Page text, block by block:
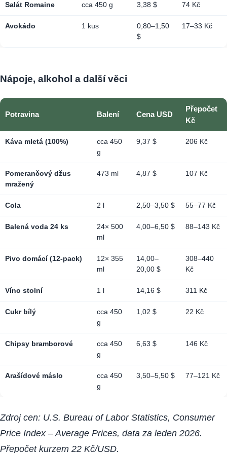
Salát Romaine cca 450 g 3,38 $ 74 Kč
Avokádo 1 kus
0,80–1,50
$
17–33 Kč
Nápoje, alkohol a další věci
Potravina Balení Cena USD
Přepočet
Kč
Káva mletá (100%)
cca 450
g
9,37 $ 206 Kč
Pomerančový džus
mražený
473 ml 4,87 $ 107 Kč
Cola 2 l 2,50–3,50 $ 55–77 Kč
Balená voda 24 ks
24× 500
ml
4,00–6,50 $ 88–143 Kč
Pivo domácí (12-pack)
12× 355
ml
14,00–
20,00 $
308–440
Kč
Víno stolní 1 l 14,16 $ 311 Kč
Cukr bílý
cca 450
g
1,02 $ 22 Kč
Chipsy bramborové
cca 450
g
6,63 $ 146 Kč
Arašídové máslo
cca 450
g
3,50–5,50 $ 77–121 Kč
Zdroj cen: U.S. Bureau of Labor Statistics, Consumer
Price Index – Average Prices, data za leden 2026.
Přepočet kurzem 22 Kč/USD.